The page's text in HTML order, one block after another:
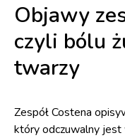
Objawy
czyli bólu
twarzy
Zespół Costena
który odczuwalny jest